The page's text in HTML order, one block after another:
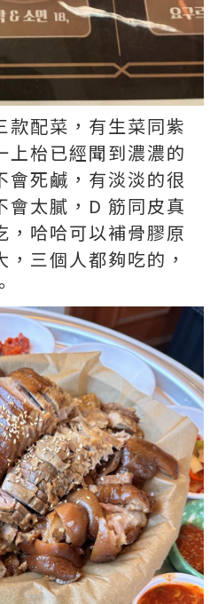
款配菜，有生菜同紫
上枱已經聞到濃濃的
會死鹹，有淡淡的很
會太膩，D 筋同皮真
，哈哈可以補骨膠原
三個人都夠吃的，